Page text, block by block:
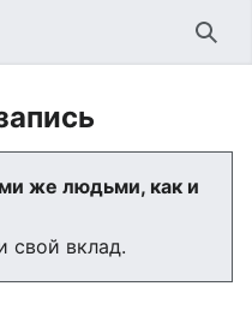
же людьми, как и
свой вклад.